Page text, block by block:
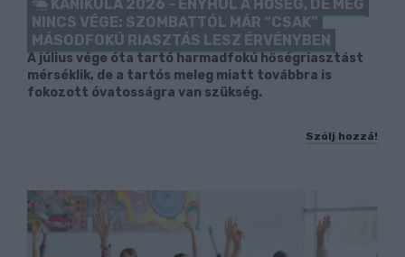
KÁNIKULA 2026 - ENYHÜL A HŐSÉG, DE MÉG
NINCS VÉGE: SZOMBATTÓL MÁR “CSAK”
MÁSODFOKÚ RIASZTÁS LESZ ÉRVÉNYBEN
A július vége óta tartó harmadfokú hőségriasztást
mérséklik, de a tartós meleg miatt továbbra is
fokozott óvatosságra van szükség.
Szólj hozzá!